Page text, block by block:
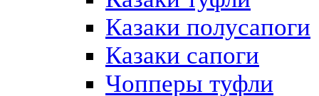
Казаки полусапоги
Казаки сапоги
Чопперы туфли